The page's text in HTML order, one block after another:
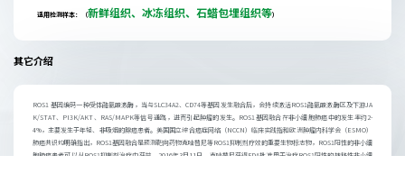
适用检测样本：（新鲜组织、冰冻组织、石蜡包埋组织等）
其它介绍
ROS1 基因编码一种受体酪氨酸激酶，当与SLC34A2、CD74等基因发生融合后，会持续激活ROS1酪氨酸激酶区及下游JA
K/STAT、PI3K/AKT、RAS/MAPK等信号通路，进而引起肿瘤的发生。ROS1基因融合在非小细胞肺癌中的发生率约2-
4%，主要发生于年轻、非吸烟的腺癌患者。美国国立综合癌症网络（NCCN）临床实践指和欧洲肿瘤内科学会（ESMO）
肺癌共识均明确指出，ROS1基因融合是预测靶向药物克唑替尼等ROS1抑制剂疗效的重要生物标志物，ROS1阳性的非小细
胞肺癌患者可以从ROS1抑制剂治疗中获益。2016年3月11日，克唑替尼获得FDA批准用于治疗ROS1阳性的转移性非小细